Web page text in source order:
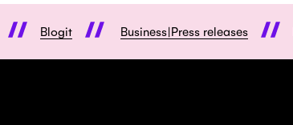
Blogit Business|Press releases